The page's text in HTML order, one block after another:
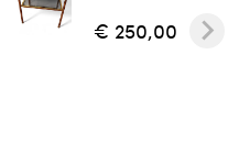
€ 250,00